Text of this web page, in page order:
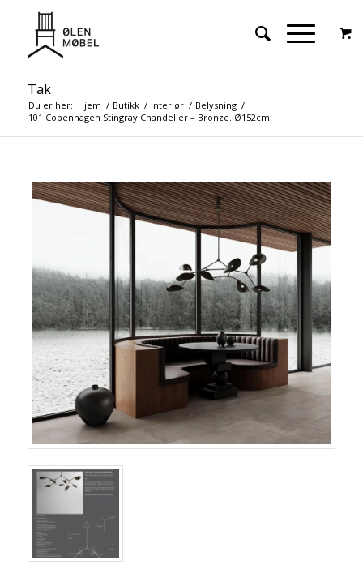
Tak
Du er her: Hjem / Butikk / Interiør / Belysning /
101 Copenhagen Stingray Chandelier – Bronze. Ø152cm.